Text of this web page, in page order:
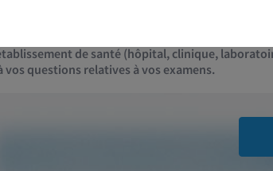
de santé (hôpital, clinique,
questions relatives à vos examens.